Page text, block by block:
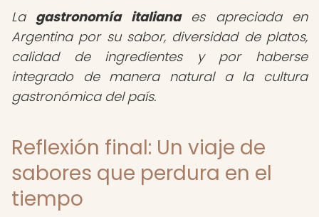
La gastronomía italianaes apreciada en
Argentina por su sabor, diversidad de platos,
calidad de ingredientes y por haberse
integrado de manera natural a la cultura
gastronómica del país.
Reflexión final: Un viaje de
sabores que perdura en el
tiempo